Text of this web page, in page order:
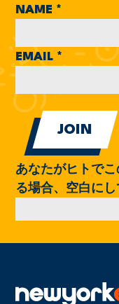
NAME *
EMAIL *
あなたがヒトで
る場合、空白にし